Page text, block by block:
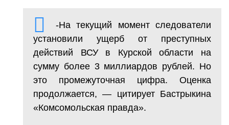
-На текущий момент следователи
установили ущерб от преступных
действий ВСУ в Курской области на
сумму более 3 миллиардов рублей. Но
это промежуточная цифра. Оценка
продолжается, — цитирует Бастрыкина
«Комсомольская правда».